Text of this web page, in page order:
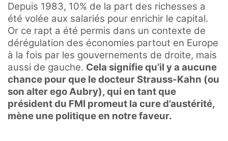
Depuis 1983, 10% de la part des richesses a
été volée aux salariés pour enrichir le capital.
Or ce rapt a été permis dans un contexte de
dérégulation des économies partout en Europe
à la fois par les gouvernements de droite, mais
aussi de gauche. Cela signifie qu’il y a aucune
chance pour que le docteur Strauss-Kahn (ou
son alter ego Aubry), qui en tant que
président du FMI promeut la cure d’austérité,
mène une politique en notre faveur.